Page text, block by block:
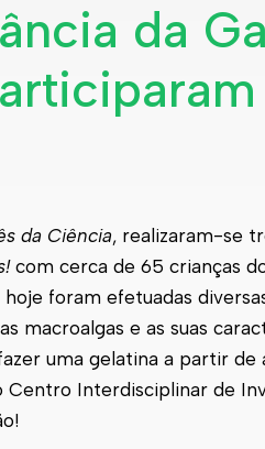
da
da Ciência, realizaram-se
com cerca de 65 crianças
foram efetuadas
macroalgas e as suas
uma gelatina a partir de
Centro Interdisciplinar de